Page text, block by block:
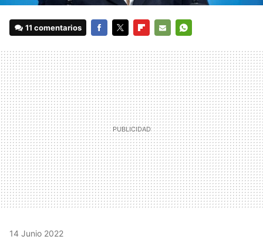
11 comentarios
MAIL
14 Junio 2022